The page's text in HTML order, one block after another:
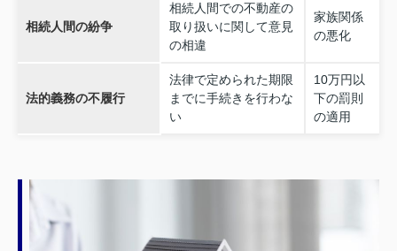
相続人間の紛争
相続人間での不動産の
取り扱いに関して意見
の相違
家族関係
の悪化
法的義務の不履行
法律で定められた期限
までに手続きを行わな
い
10万円以
下の罰則
の適用